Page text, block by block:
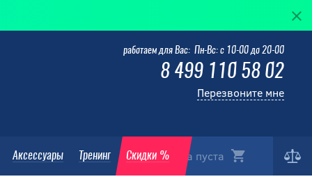
Корзина пуста
Аксессуары Тренинг Скидки %
работаем для Вас: Пн-Вс: с 10-00 до 20-00
8 499 110 58 02
Перезвоните мне